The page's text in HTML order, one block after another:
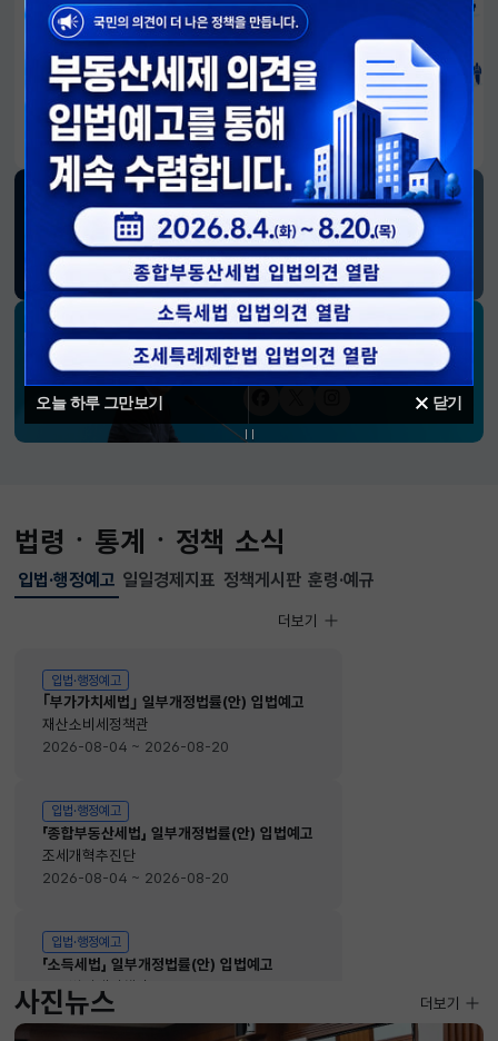
오늘 하루 그만보기 닫기
알림판
국민이 만든 대전환의 길-회복과 도약, 모두의 1년
재정경제부 SNS 소식
블로그페이스북트위터(X)유튜브인스타그램
소통하는 경제 리더 구윤철 장관의
SNS 채널
법령ㆍ통계ㆍ정책 소식
입법·행정예고
선택됨
입법·행정예고
입법·행정예고
｢부가가치세법｣ 일부개정법률(안) 입법예고
재산소비세정책관
2026-08-04 ~ 2026-08-20
입법·행정예고
「종합부동산세법」 일부개정법률(안) 입법예고
조세개혁추진단
2026-08-04 ~ 2026-08-20
입법·행정예고
「소득세법」 일부개정법률(안) 입법예고
소득법인세정책관
2026-08-04 ~ 2026-08-20
입법·행정예고
더보기
일일경제지표 정책게시판 훈령·예규
사진뉴스 사진뉴스
더보기